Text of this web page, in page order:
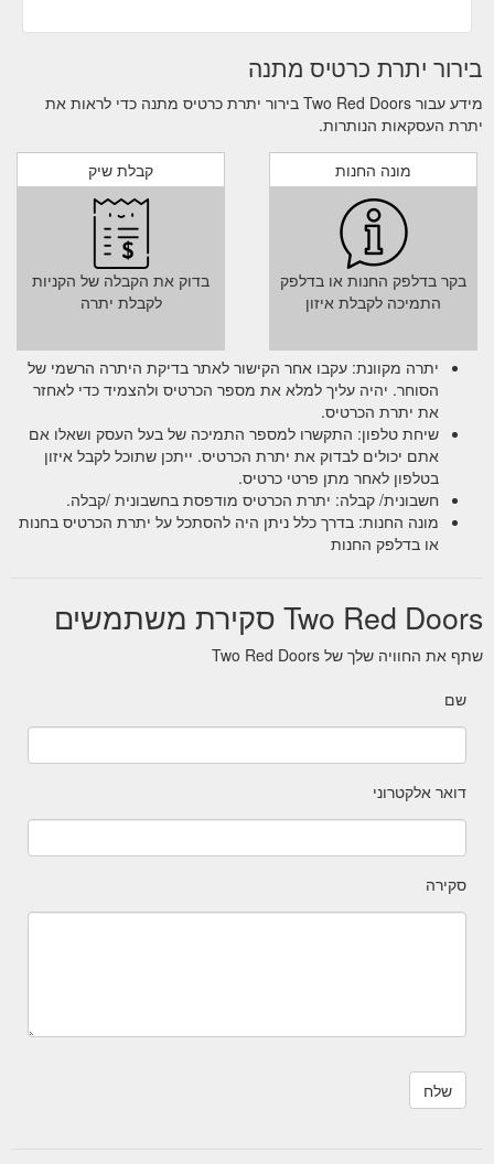
בירור יתרת כרטיס מתנה
מידע עבור Two Red Doors בירור יתרת כרטיס מתנה כדי לראות את
יתרת העסקאות הנותרות.
קבלת שיק
בדוק את הקבלה של הקניות
לקבלת יתרה
מונה החנות
בקר בדלפק החנות או בדלפק
התמיכה לקבלת איזון
יתרה מקוונת: עקבו אחר הקישור לאתר בדיקת היתרה הרשמי של
הסוחר. יהיה עליך למלא את מספר הכרטיס ולהצמיד כדי לאחזר
את יתרת הכרטיס.
שיחת טלפון: התקשרו למספר התמיכה של בעל העסק ושאלו אם
אתם יכולים לבדוק את יתרת הכרטיס. ייתכן שתוכל לקבל איזון
בטלפון לאחר מתן פרטי כרטיס.
חשבונית/ קבלה: יתרת הכרטיס מודפסת בחשבונית /קבלה.
מונה החנות: בדרך כלל ניתן היה להסתכל על יתרת הכרטיס בחנות
או בדלפק החנות
Two Red Doors סקירת משתמשים
שתף את החוויה שלך של Two Red Doors
שם
דואר אלקטרוני
סקירה